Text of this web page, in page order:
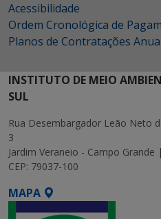
Acessibilidade
Ordem Cronológica de
Planos de Contratações
INSTITUTO DE MEIO
SUL
Rua Desembargador Leão Neto
3
Jardim Veraneio - Campo Grande
CEP: 79037-100
MAPA